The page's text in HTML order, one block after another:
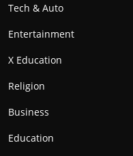
Tech & Auto
Entertainment
X Education
Religion
Business
Education